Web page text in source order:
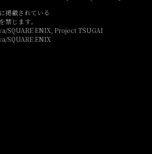
掲載されている
禁じます。
SQUARE ENIX, Project TSUGAI
SQUARE ENIX